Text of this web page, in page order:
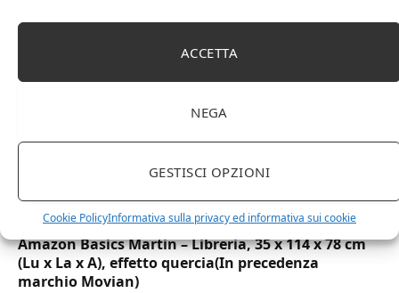
ACCETTA
NEGA
GESTISCI OPZIONI
Cookie PolicyInformativa sulla privacy ed informativa sui cookie
Amazon Basics Martin – Libreria, 35 x 114 x 78 cm
(Lu x La x A), effetto quercia(In precedenza
marchio Movian)